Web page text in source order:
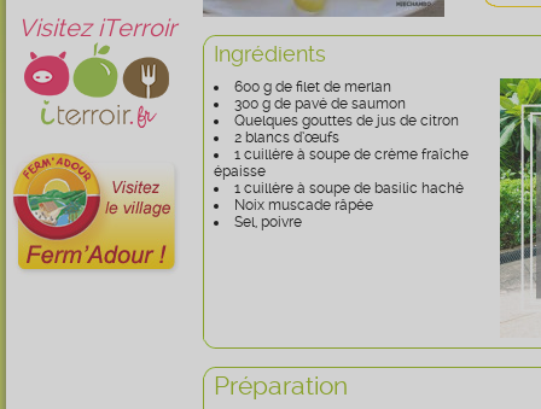
Visitez iTerroir
Ingrédients
600 g de filet de merlan
300 g de pavé de saumon
Quelques gouttes de jus de citron
2 blancs d’œufs
1 cuillère à soupe de crème fraîche
épaisse
1 cuillère à soupe de basilic haché
Noix muscade râpée
Sel, poivre
Préparation